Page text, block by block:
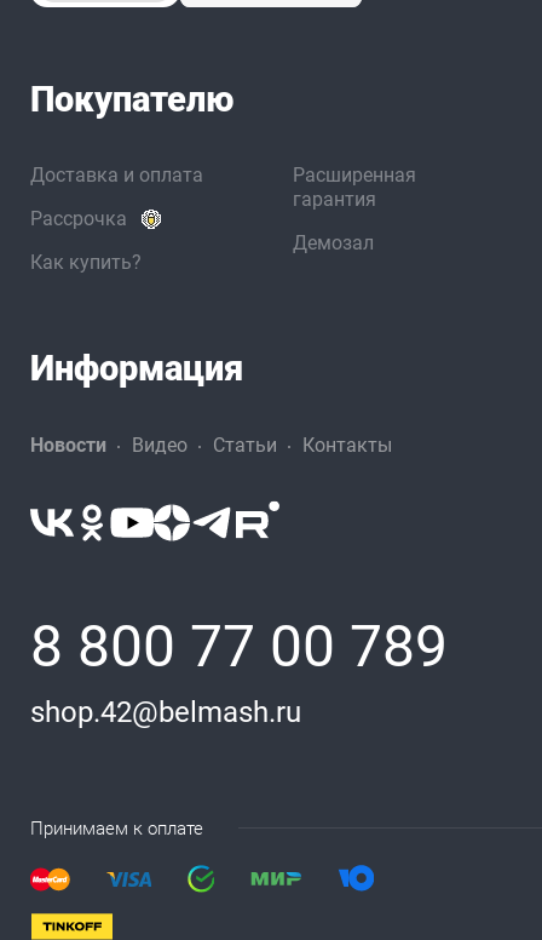
Покупателю
Доставка и оплата
Рассрочка
Как купить?
Расширенная
гарантия
Демозал
Информация
Новости Видео Статьи Контакты
8 800 77 00 789
shop.42@belmash.ru
Принимаем к оплате